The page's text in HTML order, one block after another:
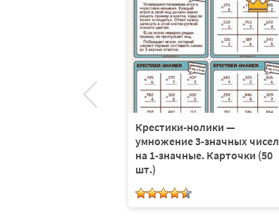
Крестики-нолики —
умножение 3-значных чисел
на 1-значные. Карточки (50
шт.)